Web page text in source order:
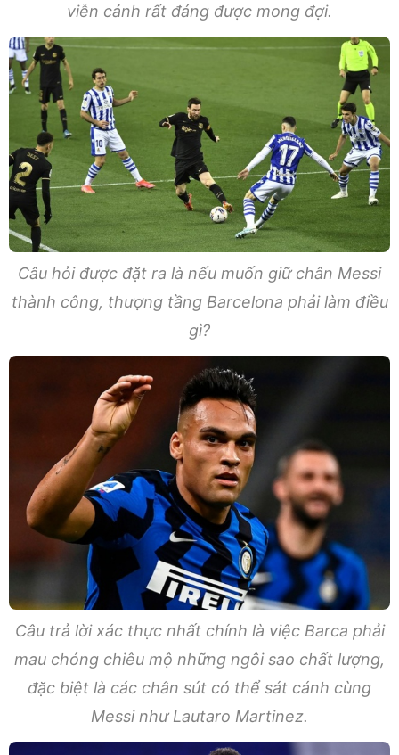
viễn cảnh rất đáng được mong đợi.
Câu hỏi được đặt ra là nếu muốn giữ chân Messi
thành công, thượng tầng Barcelona phải làm điều
gì?
Câu trả lời xác thực nhất chính là việc Barca phải
mau chóng chiêu mộ những ngôi sao chất lượng,
đặc biệt là các chân sút có thể sát cánh cùng
Messi như Lautaro Martinez.